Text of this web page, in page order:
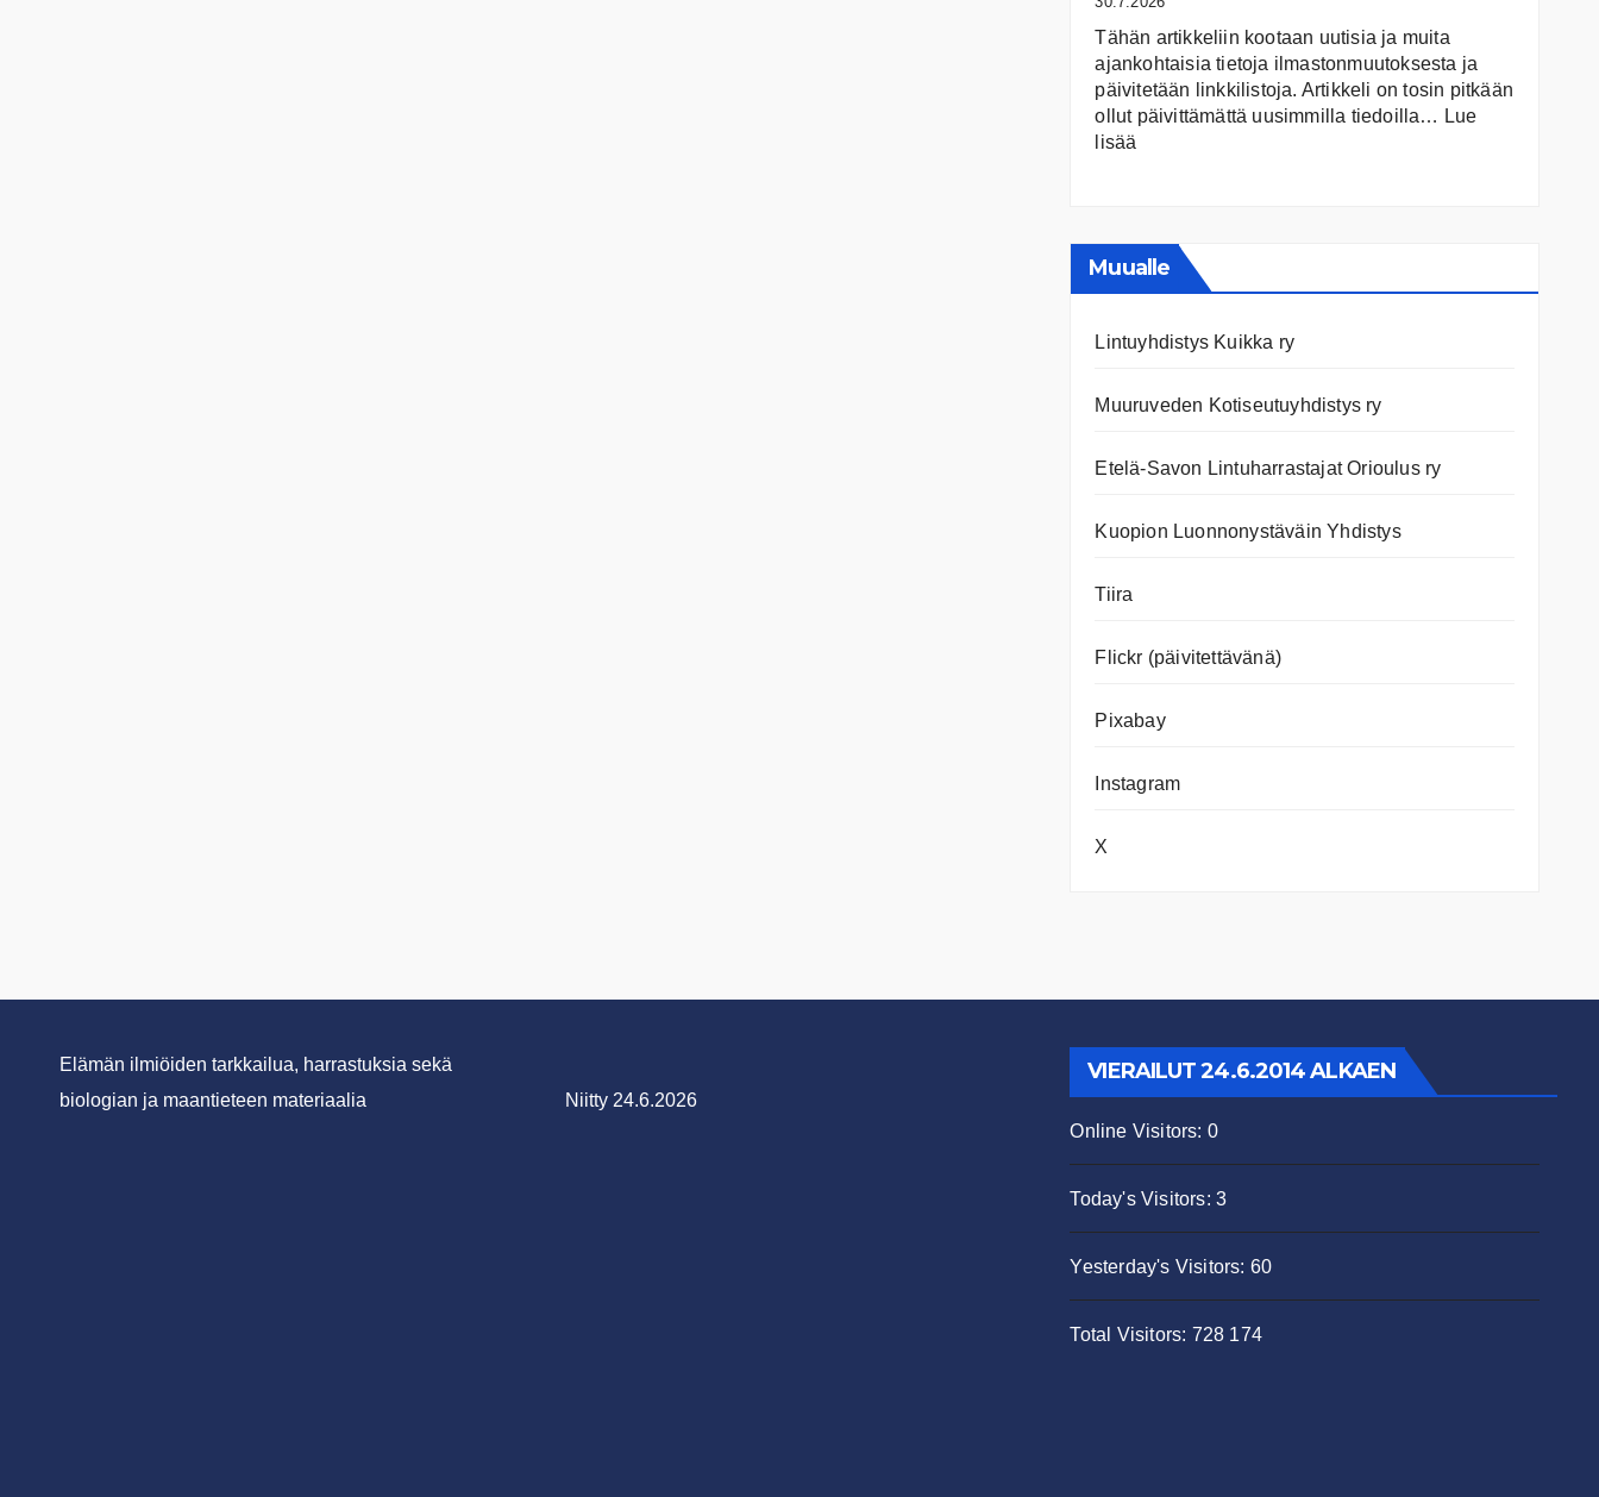
Tähän artikkeliin kootaan uutisia ja muita
ajankohtaisia tietoja ilmastonmuutoksesta ja
päivitetään linkkilistoja. Artikkeli on tosin pitkään
ollut päivittämättä uusimmilla tiedoilla… Lue
lisää
nettilähteitä
Muualle
Lintuyhdistys Kuikka ry
Muuruveden Kotiseutuyhdistys ry
Etelä-Savon Lintuharrastajat Orioulus ry
Kuopion Luonnonystäväin Yhdistys
Tiira
Flickr (päivitettävänä)
Pixabay
Instagram
X
Elämän ilmiöiden tarkkailua, harrastuksia sekä
biologian ja maantieteen materiaalia
Niitty 24.6.2026
VIERAILUT 24.6.2014 ALKAEN
Online Visitors: 0
Today's Visitors: 3
Yesterday's Visitors: 60
Total Visitors: 728 174